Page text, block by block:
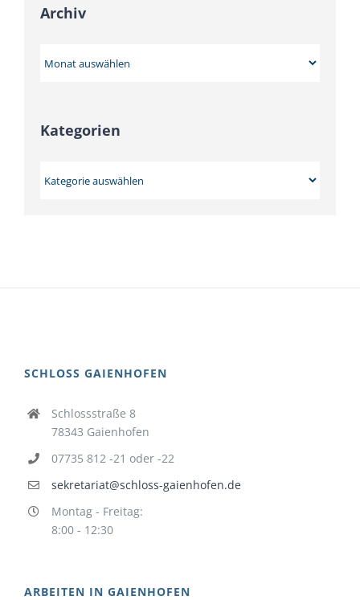
Archiv
Archiv
Kategorien
Kategorien
SCHLOSS GAIENHOFEN
Schlossstraße 8
78343 Gaienhofen
07735 812 -21 oder -22
sekretariat@schloss-gaienhofen.de
Montag - Freitag:
8:00 - 12:30
ARBEITEN IN GAIENHOFEN